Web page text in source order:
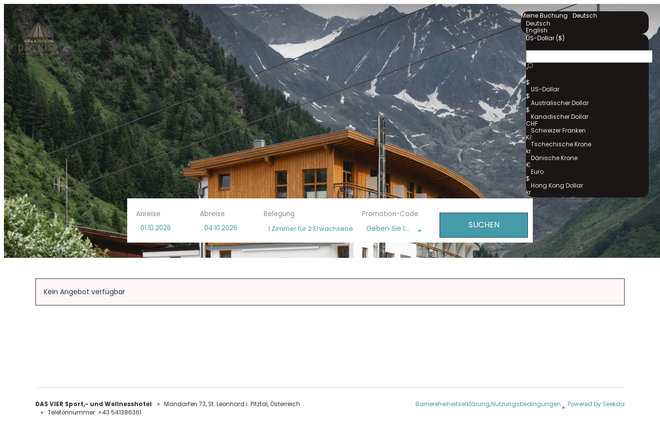
Anreise Abreise
Belegung
1 Zimmerfür2 Erwachsene
Promotion-Code
Geben Sie Ihren Code ein SUCHEN
Meine Buchung
Deutsch
Deutsch
English
US-Dollar ($)
$
US-Dollar
$
Australischer Dollar
$
Kanadischer Dollar
CHF
Schweizer Franken
Kč
Tschechische Krone
kr
Dänische Krone
€
Euro
$
Hong Kong Dollar
kr
Norwegische Krone
Schwedische Krone
Türkische Lira
Angebotdetails
Kein Angebot verfügbar
DAS VIER Sport,- und Wellnesshotel Mandarfen 73 St. Leonhard i. Pitztal Österreich
Telefonnummer: +43 541386361
Barrierefreiheitserklärung Nutzungsbedingungen Powered by Seekda